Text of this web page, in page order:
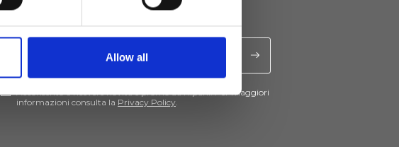
Allow all
Acconsento a ricevere novità e promo da Ripani. Per maggiori
informazioni consulta la Privacy Policy